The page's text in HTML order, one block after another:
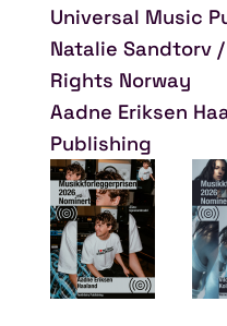
Universal Music
Natalie Sandtorv
Rights Norway
Aadne Eriksen
Publishing